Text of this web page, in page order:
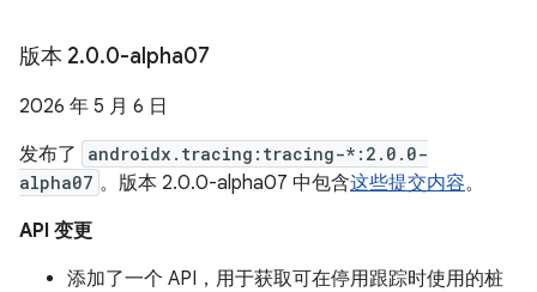
版本 2.0.0-alpha07
2026 年 5 月 6 日
发布了
androidx.tracing:tracing-*:2.0.0-
alpha07 。版本 2.0.0-alpha07 中包含这些提交内容。
API 变更
添加了一个 API，用于获取可在停用跟踪时使用的桩